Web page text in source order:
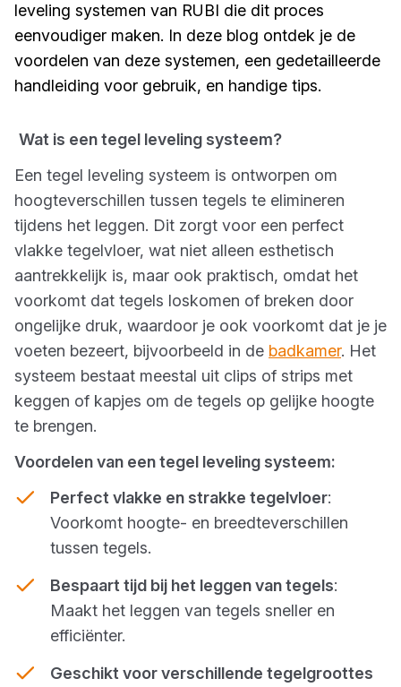
leveling systemen van RUBI die dit proces
eenvoudiger maken. In deze blog ontdek je de
voordelen van deze systemen, een gedetailleerde
handleiding voor gebruik, en handige tips.
Wat is een tegel leveling systeem?
Een tegel leveling systeem is ontworpen om
hoogteverschillen tussen tegels te elimineren
tijdens het leggen. Dit zorgt voor een perfect
vlakke tegelvloer, wat niet alleen esthetisch
aantrekkelijk is, maar ook praktisch, omdat het
voorkomt dat tegels loskomen of breken door
ongelijke druk, waardoor je ook voorkomt dat je je
voeten bezeert, bijvoorbeeld in de badkamer. Het
systeem bestaat meestal uit clips of strips met
keggen of kapjes om de tegels op gelijke hoogte
te brengen.
Voordelen van een tegel leveling systeem:
Perfect vlakke en strakke tegelvloer:
Voorkomt hoogte- en breedteverschillen
tussen tegels.
Bespaart tijd bij het leggen van tegels:
Maakt het leggen van tegels sneller en
efficiënter.
Geschikt voor verschillende tegelgroottes